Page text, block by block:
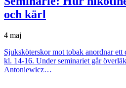
och kärl
4 maj
Sjuksköterskor mot tobak anordnar
kl. 14-16. Under seminariet går
Antoniewicz…